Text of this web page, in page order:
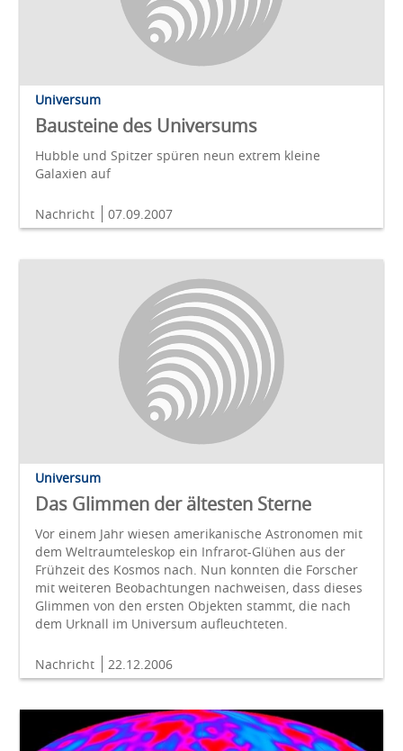
Universum
Bausteine des Universums
Hubble und Spitzer spüren neun extrem kleine
Galaxien auf
Nachricht 07.09.2007
Universum
Das Glimmen der ältesten Sterne
Vor einem Jahr wiesen amerikanische Astronomen mit
dem Weltraumteleskop ein Infrarot-Glühen aus der
Frühzeit des Kosmos nach. Nun konnten die Forscher
mit weiteren Beobachtungen nachweisen, dass dieses
Glimmen von den ersten Objekten stammt, die nach
dem Urknall im Universum aufleuchteten.
Nachricht 22.12.2006